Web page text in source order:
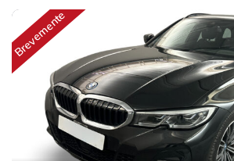
Brevemente